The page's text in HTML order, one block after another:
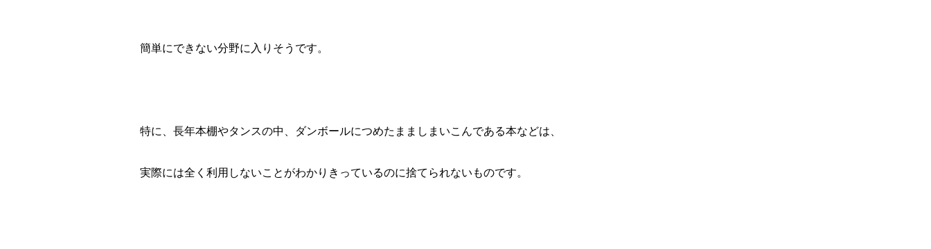
簡単にできない分野に入りそうです。
特に、長年本棚やタンスの中、ダンボールにつめたまましまいこんである本などは、
実際には全く利用しないことがわかりきっているのに捨てられないものです。